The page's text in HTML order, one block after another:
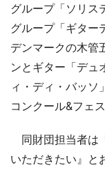
グループ「ソリス
グループ「ギター
デンマークの木管
ンとギター「デュ
ィ・ディ・バッ
コンクール&フェ
同財団担当者は
いただきたい』と